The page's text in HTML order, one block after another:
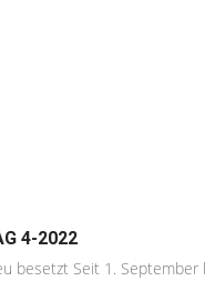
4-2022
besetzt Seit 1. September